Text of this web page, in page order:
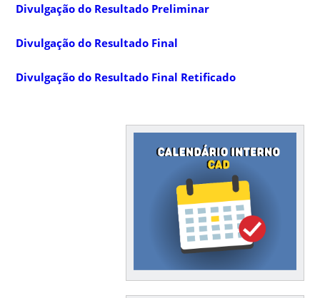
Divulgação do Resultado Preliminar
Divulgação do Resultado Final
Divulgação do Resultado Final Retificado